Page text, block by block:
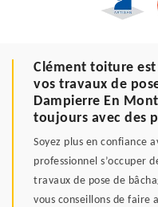
Clément toiture
vos travaux de
Dampierre En
toujours avec des
Soyez plus en confiance
professionnel s’occuper
travaux de pose de
vous conseillons de faire